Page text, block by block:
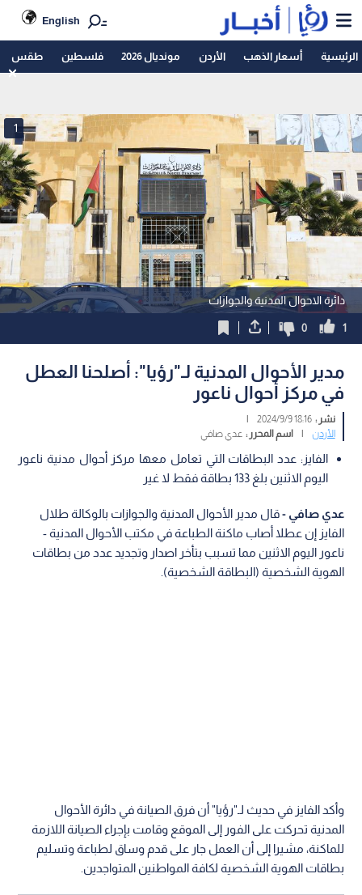
English
الرئيسية أسعار الذهب الأردن مونديال 2026 فلسطين طقس
دائرة الاحوال المدنية والجوازات
1
1
0
مدير الأحوال المدنية لـ"رؤيا": أصلحنا العطل
في مركز أحوال ناعور
نشر :18:16 2024/9/9
|
الأردن
| اسم المحرر : عدي صافي
الفايز: عدد البطاقات التي تعامل معها مركز أحوال مدنية ناعور
اليوم الاثنين بلغ 133 بطاقة فقط لا غير
عدي صافي -قال مدير الأحوال المدنية والجوازات بالوكالة طلال
الفايز إن عطلا أصاب ماكنة الطباعة في مكتب الأحوال المدنية -
ناعور اليوم الاثنين مما تسبب بتأخر اصدار وتجديد عدد من بطاقات
الهوية الشخصية (البطاقة الشخصية).
وأكد الفايز في حديث لـ"رؤيا" أن فرق الصيانة في دائرة الأحوال
المدنية تحركت على الفور إلى الموقع وقامت بإجراء الصيانة اللازمة
للماكنة، مشيرا إلى أن العمل جار على قدم وساق لطباعة وتسليم
بطاقات الهوية الشخصية لكافة المواطنين المتواجدين.